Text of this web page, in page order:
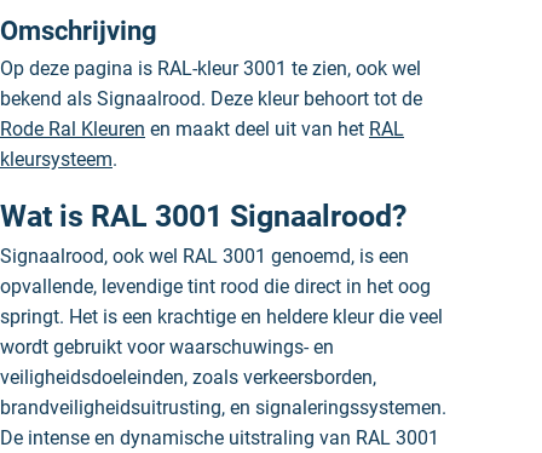
Omschrijving
Op deze pagina is RAL-kleur 3001 te zien, ook wel
bekend als Signaalrood. Deze kleur behoort tot de
Rode Ral Kleuren en maakt deel uit van het RAL
kleursysteem.
Wat is RAL 3001 Signaalrood?
Signaalrood, ook wel RAL 3001 genoemd, is een
opvallende, levendige tint rood die direct in het oog
springt. Het is een krachtige en heldere kleur die veel
wordt gebruikt voor waarschuwings- en
veiligheidsdoeleinden, zoals verkeersborden,
brandveiligheidsuitrusting, en signaleringssystemen.
De intense en dynamische uitstraling van RAL 3001